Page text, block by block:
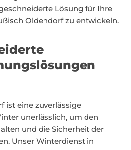
Lösung für Ihre
Oldendorf zu entwickeln.
ist eine zuverlässige
unerlässlich, um den
und die Sicherheit der
Unser Winterdienst in